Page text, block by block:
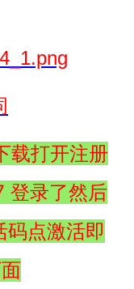
载打开注册
登录了然后
点激活即